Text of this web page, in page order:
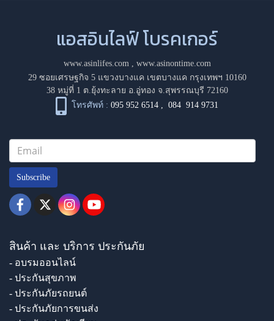
แอสอินไลฟ์ โบรคเกอร์
www.asinlifes.com, www.asinontime.com
29 ซอยเศรษฐกิจ 5 แขวงบางแค เขตบางแค กรุงเทพฯ 10160
38 หมู่ที่ 1 ต.ยุ้งทะลาย อ.อู่ทอง จ.สุพรรณบุรี 72160
โทรศัพท์ : 095 952 6514 ,084 914 9731
Subscribe
สินค้า และ บริการ ประกันภัย
- อบรมออนไลน์
- ประกันสุขภาพ
- ประกันภัยรถยนต์
- ประกันภัยการขนส่ง